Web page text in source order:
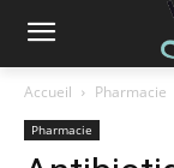
Accueil Pharmacie
Pharmacie